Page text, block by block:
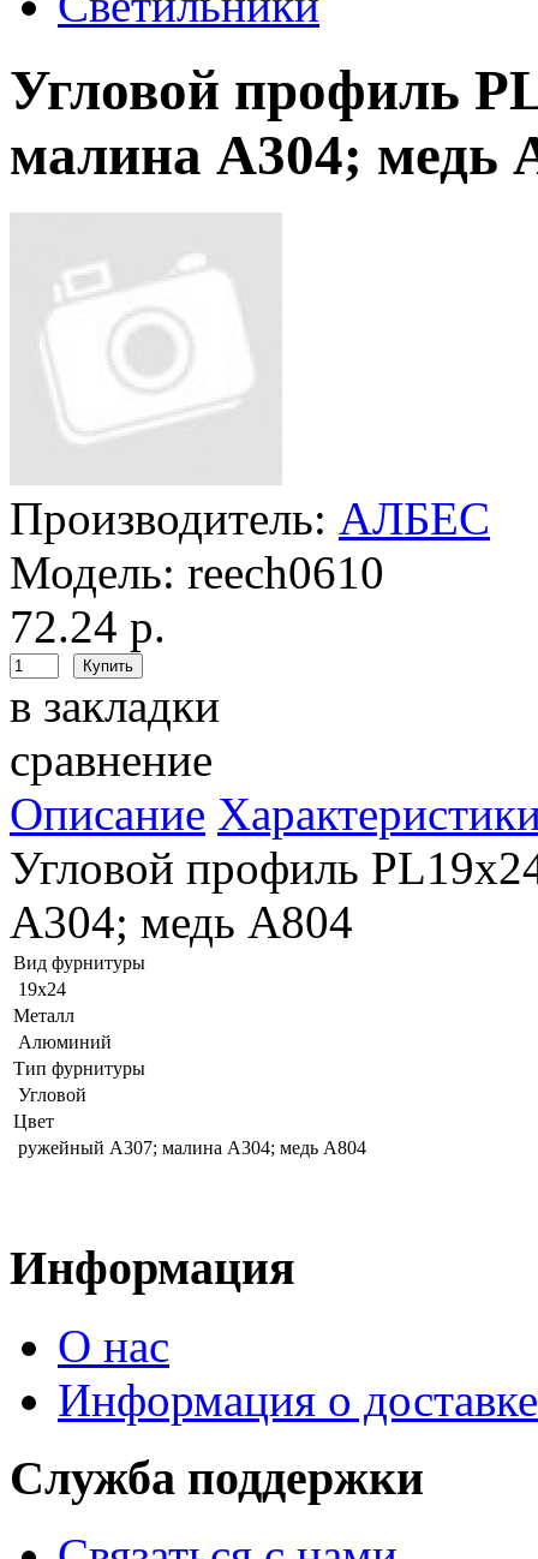
Угловой профиль
малина А304; медь
Производитель: АЛБЕС
Модель: reech0610
72.24 р.
в закладки
сравнение
Описание
Угловой профиль
А304; медь А804
Вид фурнитуры
19x24
Металл
Алюминий
Тип фурнитуры
Угловой
Цвет
ружейный А307; малина А304; медь А804
Информация
О нас
Информация о доставке
Служба поддержки